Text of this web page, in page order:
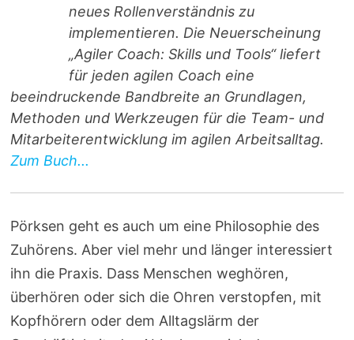
neues Rollenverständnis zu
implementieren. Die Neuerscheinung
„Agiler Coach: Skills und Tools“ liefert
für jeden agilen Coach eine
beeindruckende Bandbreite an Grundlagen,
Methoden und Werkzeugen für die Team- und
Mitarbeiterentwicklung im agilen Arbeitsalltag.
Zum Buch...
Pörksen geht es auch um eine Philosophie des
Zuhörens. Aber viel mehr und länger interessiert
ihn die Praxis. Dass Menschen weghören,
überhören oder sich die Ohren verstopfen, mit
Kopfhörern oder dem Alltagslärm der